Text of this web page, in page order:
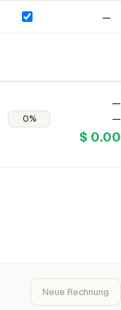
—
—
—
$ 0.00
Neue Rechnung